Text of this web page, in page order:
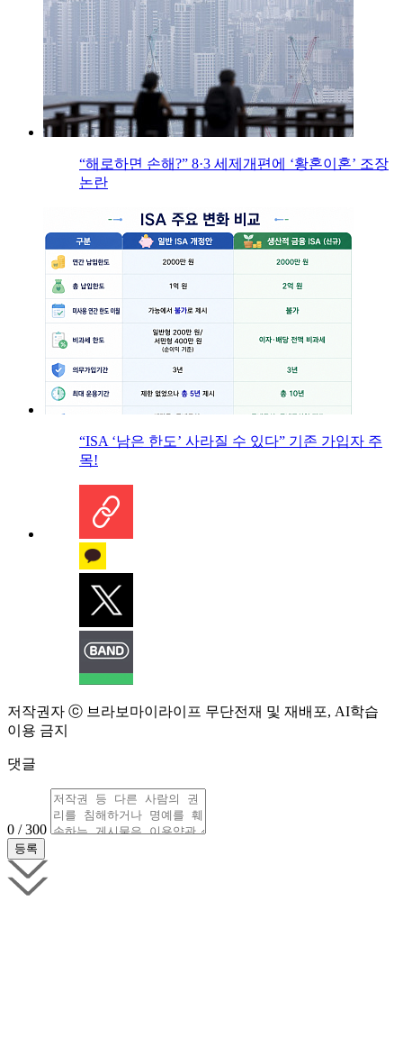
“해로하면 손해?” 8·3 세제개편에 ‘황혼이혼’ 조장
논란
“ISA ‘남은 한도’ 사라질 수 있다” 기존 가입자 주
목!
저작권자 ⓒ 브라보마이라이프 무단전재 및 재배포, AI학습
이용 금지
댓글
0 / 300